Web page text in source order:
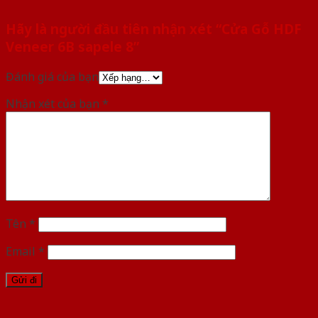
Hãy là người đầu tiên nhận xét “Cửa Gỗ HDF
Veneer 6B sapele 8”
Đánh giá của bạn
Nhận xét của bạn *
Tên *
Email *